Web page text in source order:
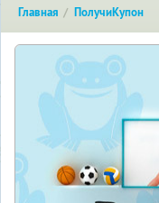
Главная ПолучиКупон